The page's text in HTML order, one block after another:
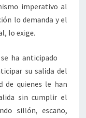
imperativo al
lo demanda y el
lo exige.
ha anticipado
su salida del
de quienes le han
sin cumplir el
sillón, escaño,